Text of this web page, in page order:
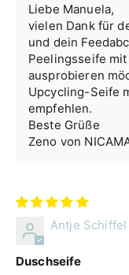
Liebe Manuela,
vielen Dank für
und dein
Peelingsseife
ausprobieren
Upcycling-Seife
empfehlen.
Beste Grüße
Zeno von
Antje Schiffel
Duschseife